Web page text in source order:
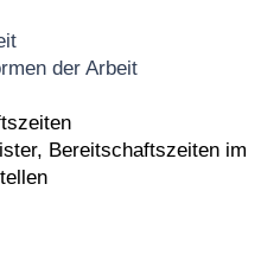
der Arbeit
Bereitschaftszeiten im